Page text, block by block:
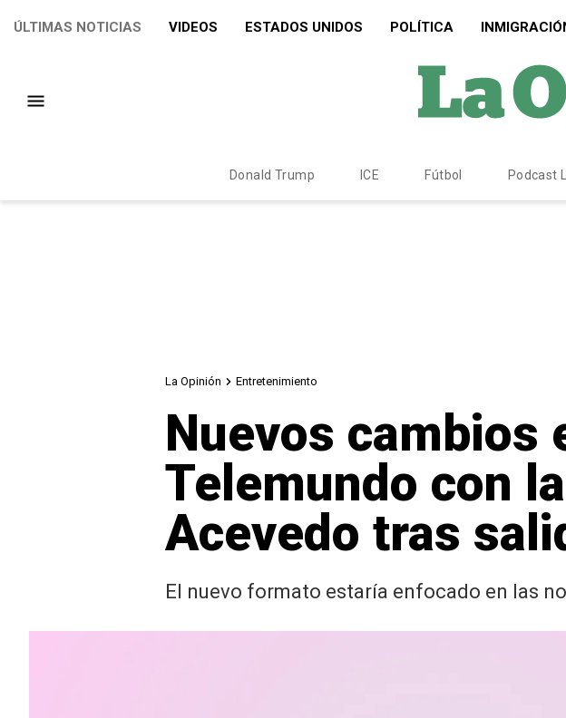
ÚLTIMAS NOTICIAS VIDEOS ESTADOS UNIDOS POLÍTICA
Donald Trump ICE Fútbol Podcast
La Opinión Entretenimiento
Nuevos cambios
Telemundo con
Acevedo tras
El nuevo formato estaría enfocado en las